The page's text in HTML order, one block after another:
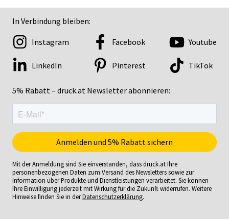
In Verbindung bleiben:
5% Rabatt – druck.at Newsletter abonnieren:
Instagram Facebook Youtube
LinkedIn Pinterest TikTok
Mit der Anmeldung sind Sie einverstanden, dass druck.at Ihre
personenbezogenen Daten zum Versand des Newsletters sowie zur
Information über Produkte und Dienstleistungen verarbeitet. Sie können
Ihre Einwilligung jederzeit mit Wirkung für die Zukunft widerrufen. Weitere
Hinweise finden Sie in derDatenschutzerklärung.